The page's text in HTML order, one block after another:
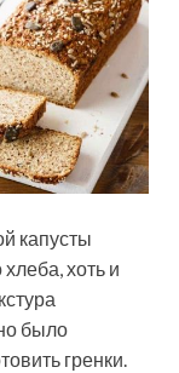
капусты
хоть и
было
гренки.